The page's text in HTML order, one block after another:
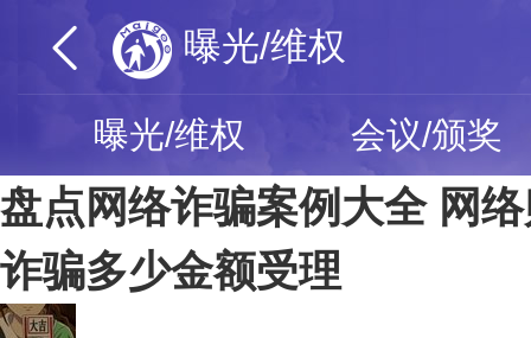
曝光/维权
曝光/维权 会议/颁奖
盘点网络诈骗案例大全 网
诈骗多少金额受理